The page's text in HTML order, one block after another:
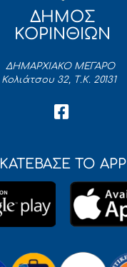
ΔΗΜΟΣ
ΚΟΡΙΝΘΙΩΝ
ΔΗΜΑΡΧΙΑΚΟ ΜΕΓΑΡΟ
Κολιάτσου 32, Τ.Κ. 20131
ΚΑΤΕΒΑΣΕ ΤΟ APP